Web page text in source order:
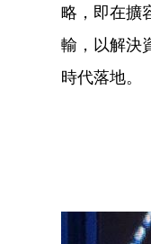
略，即在擴
輸，以解決
時代落地。